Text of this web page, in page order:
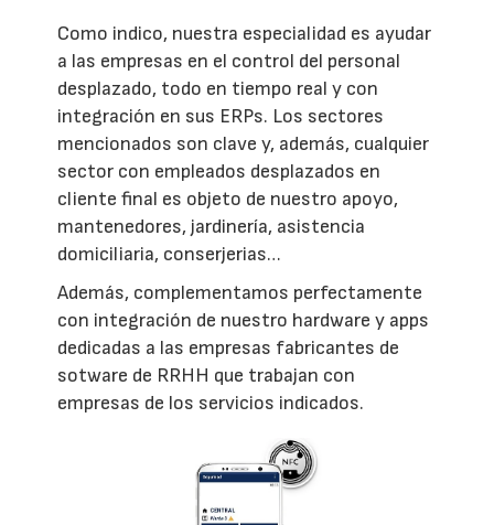
Como indico, nuestra especialidad es ayudar
a las empresas en el control del personal
desplazado, todo en tiempo real y con
integración en sus ERPs. Los sectores
mencionados son clave y, además, cualquier
sector con empleados desplazados en
cliente final es objeto de nuestro apoyo,
mantenedores, jardinería, asistencia
domiciliaria, conserjerias…
Además, complementamos perfectamente
con integración de nuestro hardware y apps
dedicadas a las empresas fabricantes de
sotware de RRHH que trabajan con
empresas de los servicios indicados.